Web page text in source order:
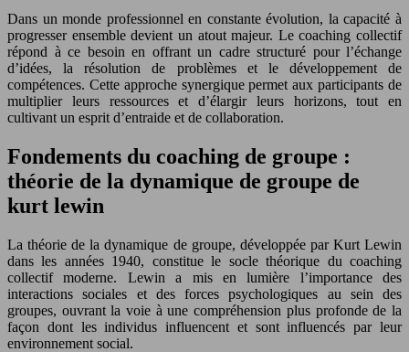
Dans un monde professionnel en constante évolution, la capacité à
progresser ensemble devient un atout majeur. Le coaching collectif
répond à ce besoin en offrant un cadre structuré pour l’échange
d’idées, la résolution de problèmes et le développement de
compétences. Cette approche synergique permet aux participants de
multiplier leurs ressources et d’élargir leurs horizons, tout en
cultivant un esprit d’entraide et de collaboration.
Fondements du coaching de groupe :
théorie de la dynamique de groupe de
kurt lewin
La théorie de la dynamique de groupe, développée par Kurt Lewin
dans les années 1940, constitue le socle théorique du coaching
collectif moderne. Lewin a mis en lumière l’importance des
interactions sociales et des forces psychologiques au sein des
groupes, ouvrant la voie à une compréhension plus profonde de la
façon dont les individus influencent et sont influencés par leur
environnement social.